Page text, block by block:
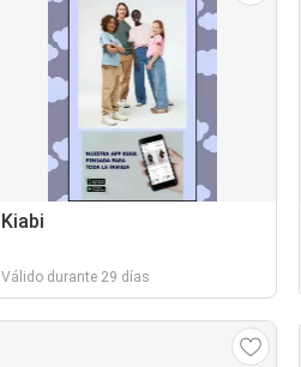
Kiabi
Válido durante 29 días